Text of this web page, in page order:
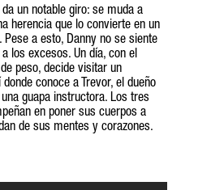
un notable giro: se muda a
herencia que lo convierte en un
a esto, Danny no se siente
los excesos. Un día, con el
peso, decide visitar un
conoce a Trevor, el dueño
guapa instructora. Los tres
en poner sus cuerpos a
de sus mentes y corazones.